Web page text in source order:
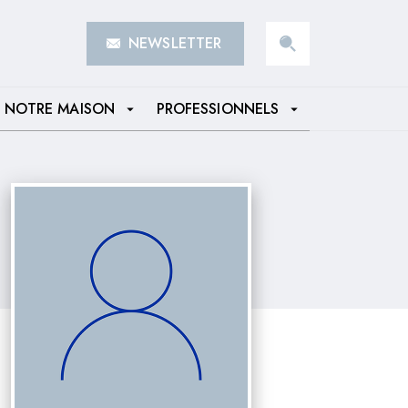
NEWSLETTER
NOTRE MAISON arrow_drop_down PROFESSIONNELS arrow_drop_down